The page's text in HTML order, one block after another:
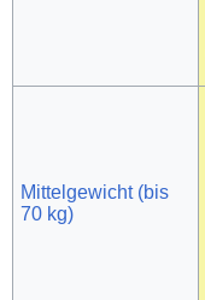
Mittelgewicht (bis
70 kg)